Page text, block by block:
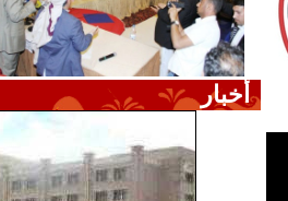
أخبار